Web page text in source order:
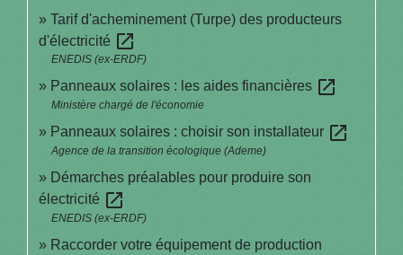
Tarif d'acheminement (Turpe) des producteurs
d'électricité open_in_new
ENEDIS (ex-ERDF)
Panneaux solaires : les aides financières open_in_new
Ministère chargé de l'économie
Panneaux solaires : choisir son installateur open_in_new
Agence de la transition écologique (Ademe)
Démarches préalables pour produire son
électricité open_in_new
ENEDIS (ex-ERDF)
Raccorder votre équipement de production